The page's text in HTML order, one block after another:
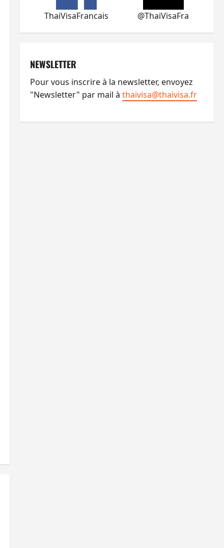
ThaiVisaFrancais @ThaiVisaFra
NEWSLETTER
Pour vous inscrire à la newsletter, envoyez
"Newsletter" par mail à thaivisa@thaivisa.fr